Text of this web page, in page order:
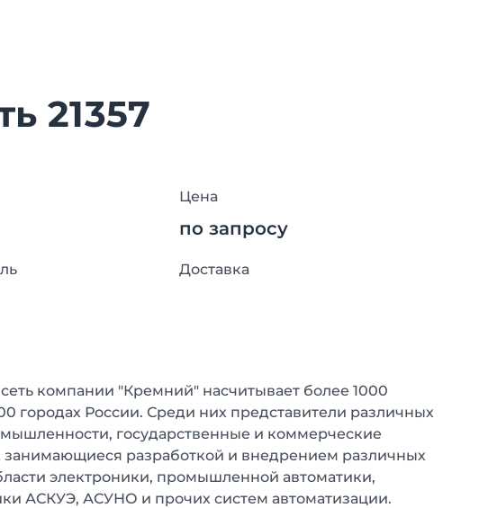
21357
Цена
по запросу
Доставка
компании "Кремний" насчитывает более 1000
городах России. Среди них представители различных
государственные и коммерческие
занимающиеся разработкой и внедрением различных
электроники, промышленной автоматики,
АСКУЭ, АСУНО и прочих систем автоматизации.